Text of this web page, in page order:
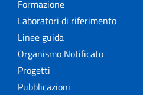
Formazione
Laboratori di riferimento
Linee guida
Organismo Notificato
Progetti
Pubblicazioni